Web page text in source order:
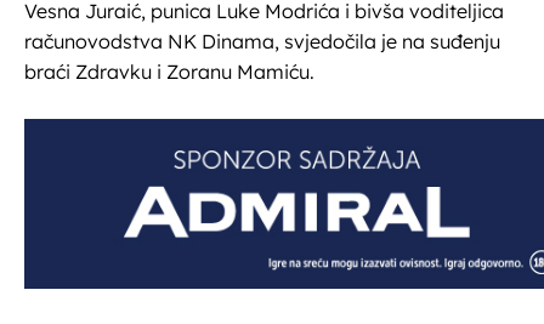
Vesna Juraić, punica Luke Modrića i bivša voditeljica
računovodstva NK Dinama, svjedočila je na suđenju
braći Zdravku i Zoranu Mamiću.